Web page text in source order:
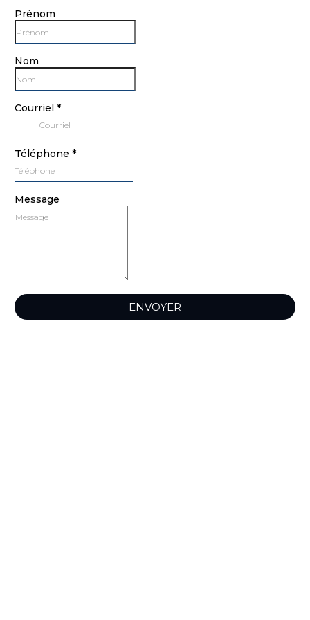
Prénom
Nom
Courriel *
Téléphone *
Message
ENVOYER